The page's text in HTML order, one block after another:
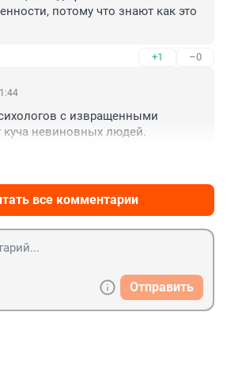
потому что знают как это
+1 –0
с извращенными
куча невиновных людей.
все комментарии
Отправить